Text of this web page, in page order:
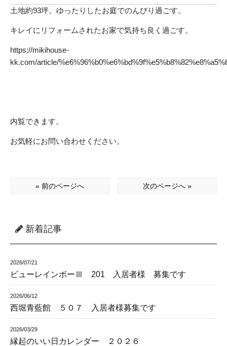
土地約93坪。ゆったりしたお庭でのんびり過ごす。
キレイにリフォームされたお家で気持ち良く過ごす。
https://mikihouse-
kk.com/article/
内覧できます。
お気軽にお問い合わせください。
« 前のページへ 次のページへ »
新着記事
2026/07/21
ビューレインボーⅢ 201 入居者様 募集です
2026/06/12
西堀青藍館 ５０７ 入居者様募集です
2026/03/29
縁起のいい日カレンダー ２０２６